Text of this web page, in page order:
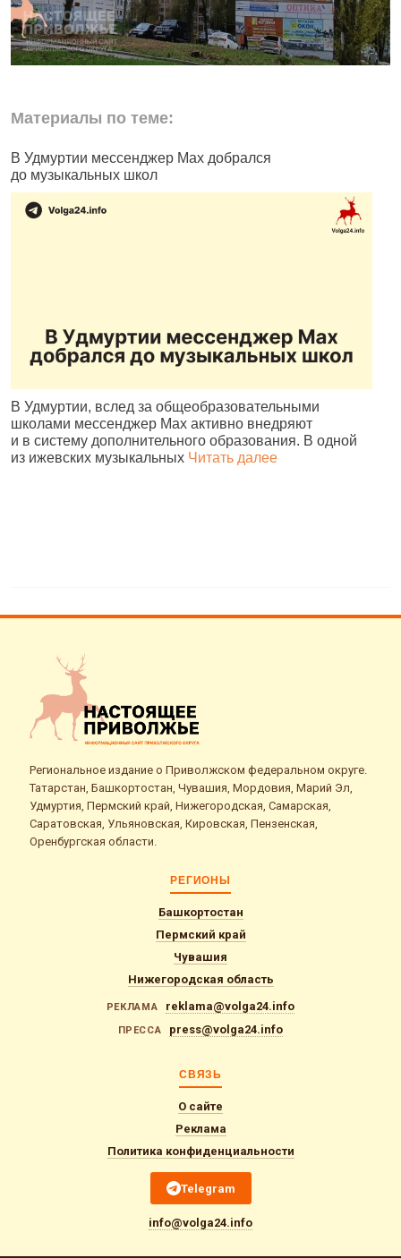
Материалы по теме:
В Удмуртии мессенджер Max добрался
до музыкальных школ
В Удмуртии, вслед за общеобразовательными
школами мессенджер Max активно внедряют
и в систему дополнительного образования. В одной
из ижевских музыкальных Читать далее
Региональное издание о Приволжском федеральном округе.
Татарстан, Башкортостан, Чувашия, Мордовия, Марий Эл,
Удмуртия, Пермский край, Нижегородская, Самарская,
Саратовская, Ульяновская, Кировская, Пензенская,
Оренбургская области.
РЕГИОНЫ
Башкортостан
Пермский край
Чувашия
Нижегородская область
РЕКЛАМА reklama@volga24.info
ПРЕССА press@volga24.info
СВЯЗЬ
О сайте
Реклама
Политика конфиденциальности
Telegram
info@volga24.info